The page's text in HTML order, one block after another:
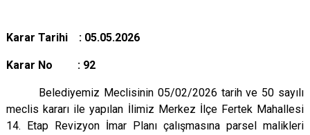
Karar Tarihi : 05.05.2026
Karar No : 92
Belediyemiz Meclisinin 05/02/2026 tarih ve 50 sayılı
meclis kararı ile yapılan İlimiz Merkez İlçe Fertek Mahallesi
14. Etap Revizyon İmar Planı çalışmasına parsel malikleri